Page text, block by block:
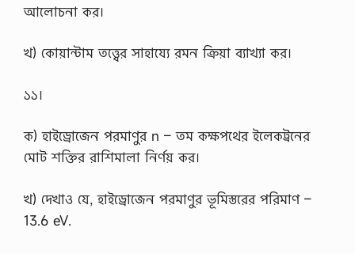
আলোচনা কর।
খ) কোয়ান্টাম তত্ত্বের সাহায্যে রমন ক্রিয়া ব্যাখ্যা কর।
১১।
ক) হাইড্রোজেন পরমাণুর n – তম কক্ষপথের ইলেকট্রনের
মোট শক্তির রাশিমালা নির্ণয় কর।
খ) দেখাও যে, হাইড্রোজেন পরমাণুর ভূমিস্তরের পরিমাণ –
13.6 eV.